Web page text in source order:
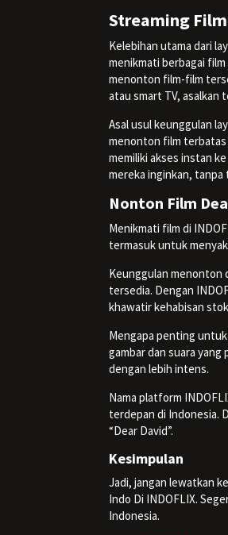
Streaming
Kelebihan utama dari
menikmati berbagai
menonton film-film
atau smart TV,
Asal usul keunggulan
menonton film terbatas
memiliki akses instan
mereka inginkan,
Nonton Film
Menikmati film di
termasuk untuk
Keunggulan menonton
tersedia. Dengan
khawatir kehabisan
Mengapa penting untuk
gambar dan suara
dengan lebih intens.
Nama platform
terdepan di Indonesia.
“Dear David”.
Kesimpulan
Jadi, jangan lewatkan
Indo Di INDOFLIX.
Indonesia.